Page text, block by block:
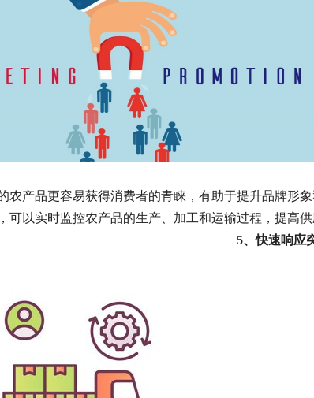
农产品更容易获得消费者的青睐，有助于提升品牌形象
可以实时监控农产品的生产、加工和运输过程，提高供
5、快速响应